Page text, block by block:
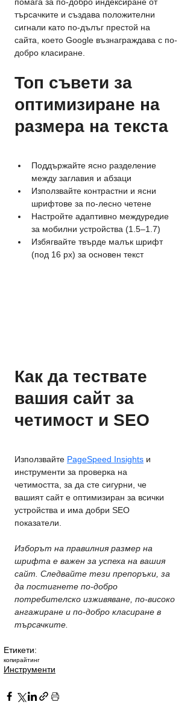
търсачките и създава положителни
сигнали като по-дълъг престой на
сайта, което Google възнаграждава с по-
добро класиране.
Топ съвети за
оптимизиране на
размера на текста
Поддържайте ясно разделение
между заглавия и абзаци
Използвайте контрастни и ясни
шрифтове за по-лесно четене
Настройте адаптивно междуредие
за мобилни устройства (1.5–1.7)
Избягвайте твърде малък шрифт
(под 16 px) за основен текст
Как да тествате
вашия сайт за
четимост и SEO
Използвайте PageSpeed Insights и
инструменти за проверка на
четимостта, за да сте сигурни, че
вашият сайт е оптимизиран за всички
устройства и има добри SEO
показатели.
Изборът на правилния размер на
шрифта е важен за успеха на вашия
сайт. Следвайте тези препоръки, за
да постигнете по-добро
потребителско изживяване, по-високо
ангажиране и по-добро класиране в
търсачките.
Етикети:
копирайтинг
Инструменти